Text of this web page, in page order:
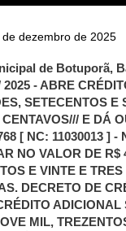
dezembro de 2025
de Botuporã,
- ABRE
SETECENTOS E
E DÁ
[ NC: 11030013 ] -
NO VALOR DE R$
E VINTE E
DECRETO DE
MIL,